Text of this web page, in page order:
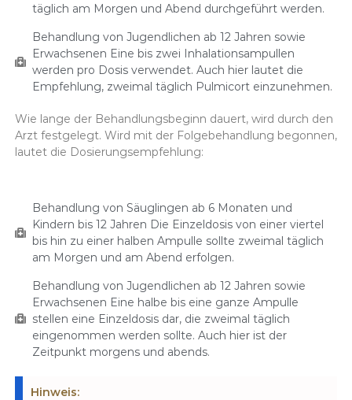
täglich am Morgen und Abend durchgeführt werden.
Behandlung von Jugendlichen ab 12 Jahren sowie
Erwachsenen Eine bis zwei Inhalationsampullen
werden pro Dosis verwendet. Auch hier lautet die
Empfehlung, zweimal täglich Pulmicort einzunehmen.
Wie lange der Behandlungsbeginn dauert, wird durch den
Arzt festgelegt. Wird mit der Folgebehandlung begonnen,
lautet die Dosierungsempfehlung:
Behandlung von Säuglingen ab 6 Monaten und
Kindern bis 12 Jahren Die Einzeldosis von einer viertel
bis hin zu einer halben Ampulle sollte zweimal täglich
am Morgen und am Abend erfolgen.
Behandlung von Jugendlichen ab 12 Jahren sowie
Erwachsenen Eine halbe bis eine ganze Ampulle
stellen eine Einzeldosis dar, die zweimal täglich
eingenommen werden sollte. Auch hier ist der
Zeitpunkt morgens und abends.
Hinweis: